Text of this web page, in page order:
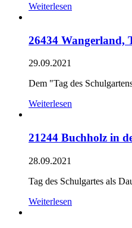
Weiterlesen
26434 Wangerland,
29.09.2021
Dem "Tag des
Weiterlesen
21244 Buchholz in
28.09.2021
Tag des Schulgartes als
Weiterlesen